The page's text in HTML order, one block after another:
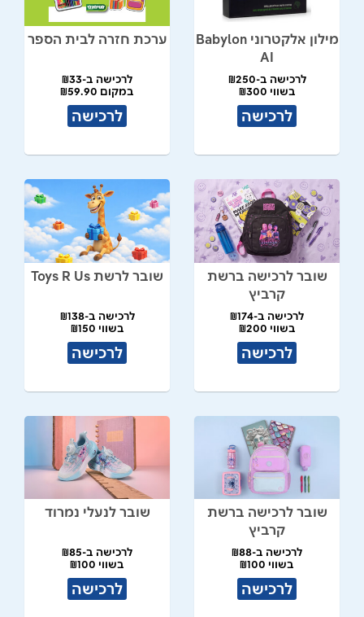
מילון אלקטרוני Babylon
AI
לרכישה ב-₪250
בשווי ₪300
לרכישה
ערכת חזרה לבית הספר
לרכישה ב-₪33
במקום ₪59.90
לרכישה
שובר לרכישה ברשת
קרביץ
לרכישה ב-₪174
בשווי ₪200
לרכישה
שובר לרשת Toys R Us
לרכישה ב-₪138
בשווי ₪150
לרכישה
שובר לרכישה ברשת
קרביץ
לרכישה ב-₪88
בשווי ₪100
לרכישה
שובר לנעלי נמרוד
לרכישה ב-₪85
בשווי ₪100
לרכישה